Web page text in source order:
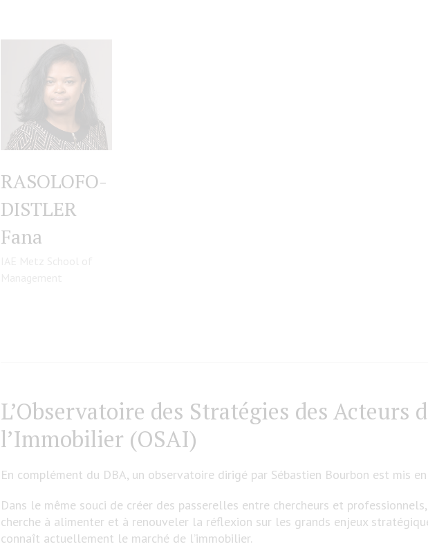
RASOLOFO-
DISTLER
Fana
L’Observatoire des Stratégies des Acteurs
l’Immobilier (OSAI)
En complément du DBA, un observatoire dirigé par Sébastien Bourbon est mis
Dans le même souci de créer des passerelles entre chercheurs et professionnels,
cherche à alimenter et à renouveler la réflexion sur les grands enjeux
connaît actuellement le marché de l’immobilier.